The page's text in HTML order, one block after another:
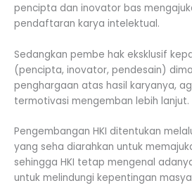
pencipta dan inovator bas
pendaftaran karya intelektual.
Sedangkan pembe hak eksklusif
(pencipta, inovator, pendesain)
penghargaan atas hasil karyanya,
termotivasi mengemban lebih lanjut.
Pengembangan HKI ditentukan
yang seha diarahkan untuk
sehingga HKI tetap mengenal
untuk melindungi kepentingan